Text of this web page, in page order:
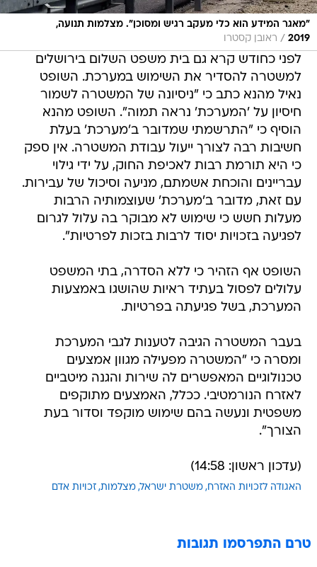
"מאגר המידע הוא כלי מעקב רגיש ומסוכן". מצלמות תנועה,
2019
/ ראובן קסטרו
לפני כחודש קרא גם בית משפט השלום בירושלים
למשטרה להסדיר את השימוש במערכת. השופט
נאיל מהנא כתב כי "ניסיונה של המשטרה לשמור
חיסיון על 'המערכת' נראה תמוה". השופט מהנא
הוסיף כי "התרשמתי שמדובר ב'מערכת' בעלת
חשיבות רבה לצורך ייעול עבודת המשטרה. אין ספק
כי היא תורמת רבות לאכיפת החוק, על ידי גילוי
עבריינים והוכחת אשמתם, מניעה וסיכול של עבירות.
עם זאת, מדובר ב'מערכת' שעוצמותיה הרבות
מעלות חשש כי שימוש לא מבוקר בה עלול לגרום
לפגיעה בזכויות יסוד לרבות בזכות לפרטיות".
השופט אף הזהיר כי ללא הסדרה, בתי המשפט
עלולים לפסול בעתיד ראיות שהושגו באמצעות
המערכת, בשל פגיעתה בפרטיות.
בעבר המשטרה הגיבה לטענות לגבי המערכת
ומסרה כי "המשטרה מפעילה מגוון אמצעים
טכנולוגיים המאפשרים לה שירות והגנה מיטביים
לאזרח הנורמטיבי. ככלל, האמצעים מתוקפים
משפטית ונעשה בהם שימוש מוקפד וסדור בעת
הצורך".
(עדכון ראשון: 14:58)
האגודה לזכויות האזרח משטרת ישראל מצלמות זכויות אדם
טרם התפרסמו תגובות